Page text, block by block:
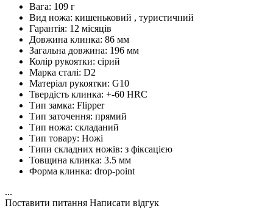
Вага: 109 г
Вид ножа: кишеньковий , туристичний
Гарантія: 12 місяців
Довжина клинка: 86 мм
Загальна довжина: 196 мм
Колір рукоятки: сірий
Марка сталі: D2
Матеріал рукоятки: G10
Твердість клинка: +-60 HRC
Тип замка: Flipper
Тип заточення: прямий
Тип ножа: складаний
Тип товару: Ножі
Типи складних ножів: з фіксацією
Товщина клинка: 3.5 мм
Форма клинка: drop-point
...
Поставити питання Написати відгук